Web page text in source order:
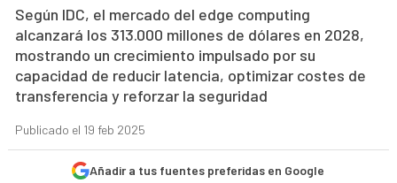
Según IDC, el mercado del edge computing
alcanzará los 313.000 millones de dólares en 2028,
mostrando un crecimiento impulsado por su
capacidad de reducir latencia, optimizar costes de
transferencia y reforzar la seguridad
Publicado el 19 feb 2025
Añadir a tus fuentes preferidas en Google